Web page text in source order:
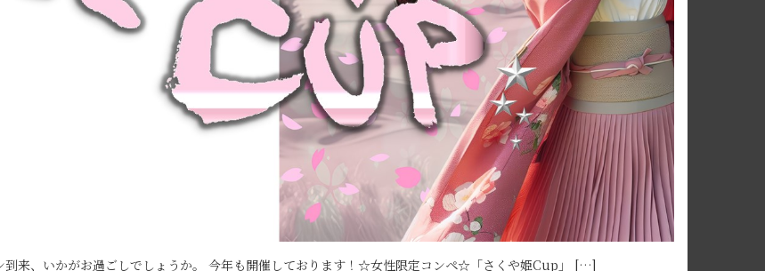
到来、いかがお過ごしでしょうか。 今年も開催しております！☆女性限定コンペ☆「さくや姫Cup」 […]